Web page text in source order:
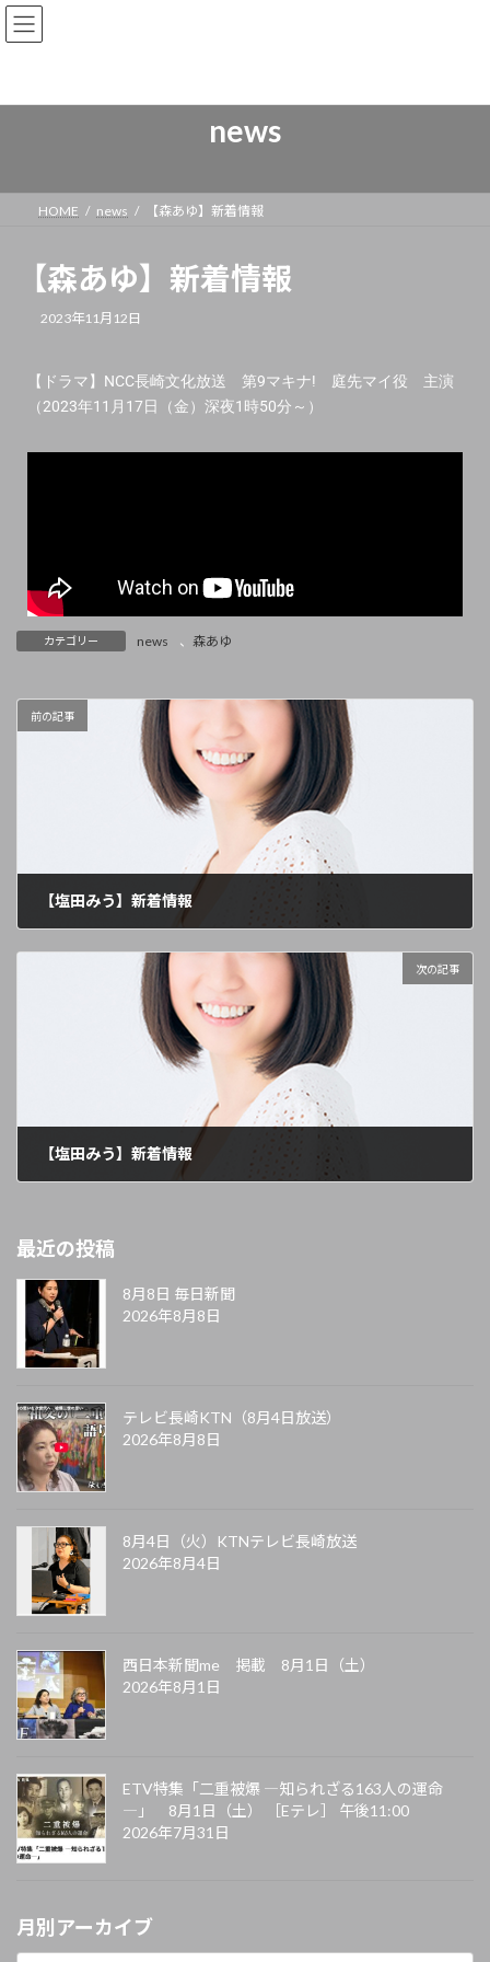
news
HOME news 【森あゆ】新着情報
【森あゆ】新着情報
2023年11月12日
【ドラマ】NCC長崎文化放送 第9マキナ! 庭先マイ役 主演
（2023年11月17日（金）深夜1時50分～）
カテゴリー news 、 森あゆ
前の記事
【塩田みう】新着情報
次の記事
【塩田みう】新着情報
最近の投稿
8月8日 毎日新聞
2026年8月8日
テレビ長崎KTN（8月4日放送）
2026年8月8日
8月4日（火）KTNテレビ長崎放送
2026年8月4日
西日本新聞me 掲載 8月1日（土）
2026年8月1日
ETV特集「二重被爆 ―知られざる163人の運命
―」 8月1日（土） ［Eテレ］ 午後11:00
2026年7月31日
月別アーカイブ